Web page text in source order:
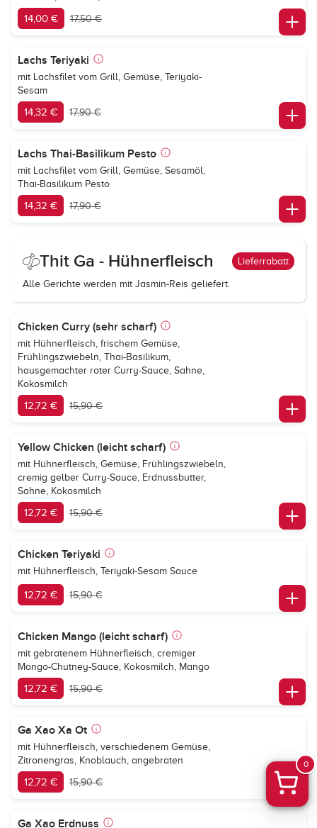
14,00 € 17,50 €
Lachs Teriyaki
mit Lachsfilet vom Grill, Gemüse, Teriyaki-
Sesam
14,32 € 17,90 €
Lachs Thai-Basilikum Pesto
mit Lachsfilet vom Grill, Gemüse, Sesamöl,
Thai-Basilikum Pesto
14,32 € 17,90 €
Thit Ga - Hühnerfleisch Lieferrabatt
Alle Gerichte werden mit Jasmin-Reis geliefert.
Chicken Curry (sehr scharf)
mit Hühnerfleisch, frischem Gemüse,
Frühlingszwiebeln, Thai-Basilikum,
hausgemachter roter Curry-Sauce, Sahne,
Kokosmilch
12,72 € 15,90 €
Yellow Chicken (leicht scharf)
mit Hühnerfleisch, Gemüse, Frühlingszwiebeln,
cremig gelber Curry-Sauce, Erdnussbutter,
Sahne, Kokosmilch
12,72 € 15,90 €
Chicken Teriyaki
mit Hühnerfleisch, Teriyaki-Sesam Sauce
12,72 € 15,90 €
Chicken Mango (leicht scharf)
mit gebratenem Hühnerfleisch, cremiger
Mango-Chutney-Sauce, Kokosmilch, Mango
12,72 € 15,90 €
Ga Xao Xa Ot
mit Hühnerfleisch, verschiedenem Gemüse,
Zitronengras, Knoblauch, angebraten
12,72 € 15,90 €
Ga Xao Erdnuss
0